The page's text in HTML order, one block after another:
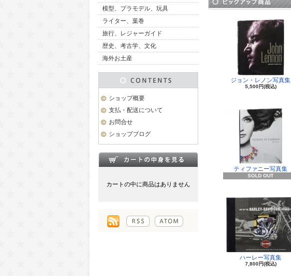
模型、プラモデル、玩具
ライター、葉巻
旅行、レジャーガイド
歴史、考古学、文化
海外お土産
ショップ概要
支払・配送について
お問合せ
ショップブログ
カートの中に商品はありません
ジョン・レノン写真集
5,500円(税込)
ティファニー写真集
SOLD OUT
ハーレー写真集
7,800円(税込)